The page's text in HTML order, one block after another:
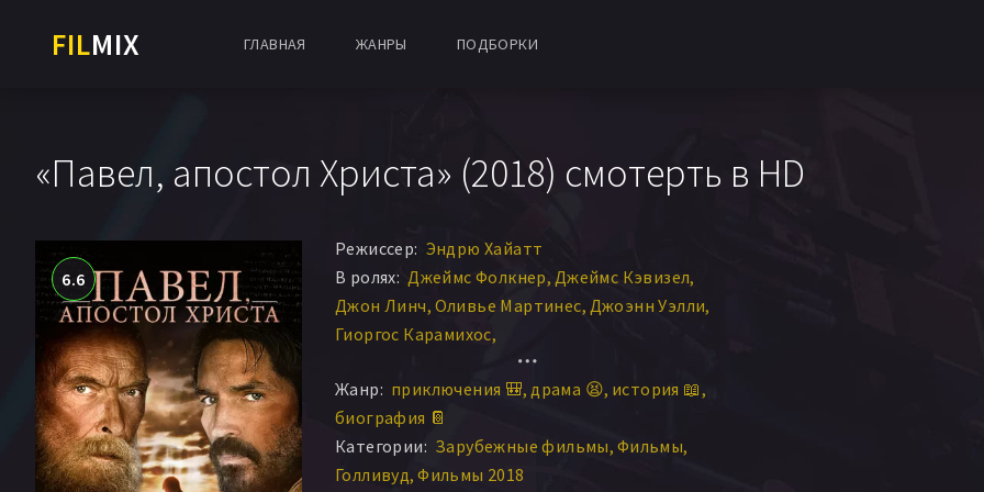
FILMIX ГЛАВНАЯ ЖАНРЫ ПОДБОРКИ
«Павел, апостол Христа» (2018) смотерть в HD
6.6
Режиссер: Эндрю Хайатт
В ролях: Джеймс Фолкнер Джеймс Кэвизел
Джон Линч Оливье Мартинес Джоэнн Уэлли
Гиоргос Карамихос
Антония Кэмпбелл-Хьюджес
Алессандро Спердути Александра Вино
Мануэль Коши
Жанр: приключения 🎒 драма 😫 история 📖
биография 📔
Категории: Зарубежные фильмы Фильмы
Голливуд Фильмы 2018